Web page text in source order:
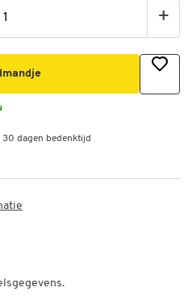
+
30 dagen bedenktijd